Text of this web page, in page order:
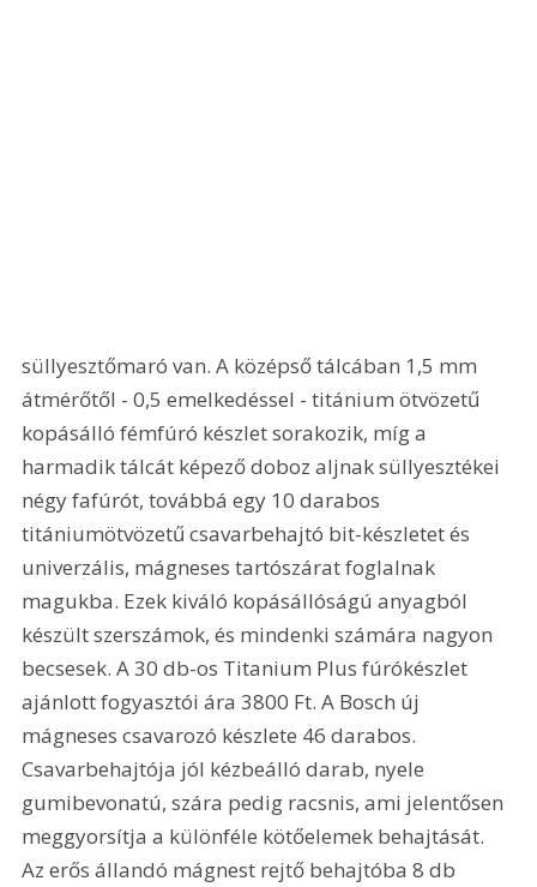
süllyesztőmaró van. A középső tálcában 1,5 mm
átmérőtől - 0,5 emelkedéssel - titánium ötvözetű
kopásálló fémfúró készlet sorakozik, míg a
harmadik tálcát képező doboz aljnak süllyesztékei
négy fafúrót, továbbá egy 10 darabos
titániumötvözetű csavarbehajtó bit-készletet és
univerzális, mágneses tartószárat foglalnak
magukba. Ezek kiváló kopásállóságú anyagból
készült szerszámok, és mindenki számára nagyon
becsesek. A 30 db-os Titanium Plus fúrókészlet
ajánlott fogyasztói ára 3800 Ft. A Bosch új
mágneses csavarozó készlete 46 darabos.
Csavarbehajtója jól kézbeálló darab, nyele
gumibevonatú, szára pedig racsnis, ami jelentősen
meggyorsítja a különféle kötőelemek behajtását.
Az erős állandó mágnest rejtő behajtóba 8 db